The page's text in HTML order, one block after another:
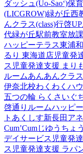
ダッシュ(Uo-Sao‘)保
(LICGROW)緑が丘西
んクラス(class)行啓
代緑が丘駅前教室放
ハッピーテラス東浦
るり 東海道店児童発
ス 児童発達支援 まり
ルームあんあんクラ
伊奈北校わくわくハ
五つの輪 らくさいぐ
啓通りルームハッピ
トあくしす新長田 ア
Cum’Cumじゆうちょ
デイサービス 児童発
ス 児童発達支援 ラパ